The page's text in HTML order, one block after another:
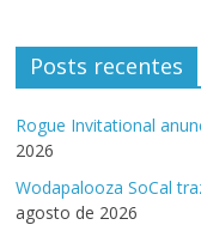
Posts recentes
Rogue Invitational
2026
Wodapalooza SoCal
agosto de 2026